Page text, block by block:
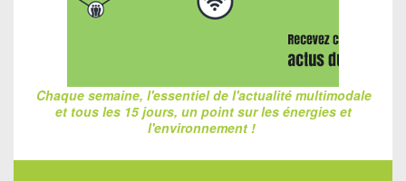
Chaque semaine, l'essentiel de l'actualité multimodale
et tous les 15 jours, un point sur les énergies et
l'environnement !